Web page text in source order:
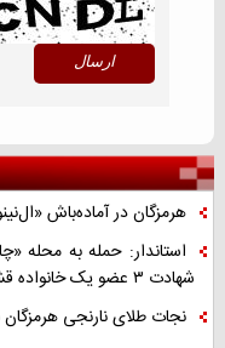
هرمزگان در آماده‌باش
استاندار: حمله به محله
شهادت ۳ عضو یک خانواده قشمی
نجات طلای نارنجی هرمزگان